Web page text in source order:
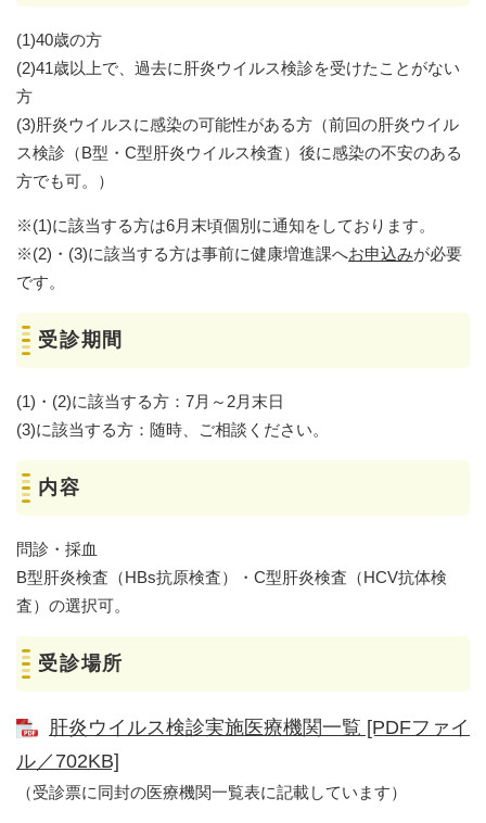
(1)40歳の方
(2)41歳以上で、過去に肝炎ウイルス検診を受けたことがない
方
(3)肝炎ウイルスに感染の可能性がある方（前回の肝炎ウイル
ス検診（B型・C型肝炎ウイルス検査）後に感染の不安のある
方でも可。）
※(1)に該当する方は6月末頃個別に通知をしております。
※(2)・(3)に該当する方は事前に健康増進課へお申込みが必要
です。
受診期間
(1)・(2)に該当する方：7月～2月末日
(3)に該当する方：随時、ご相談ください。
内容
問診・採血
B型肝炎検査（HBs抗原検査）・C型肝炎検査（HCV抗体検
査）の選択可。
受診場所
肝炎ウイルス検診実施医療機関一覧 [PDFファイ
ル／702KB]
（受診票に同封の医療機関一覧表に記載しています）